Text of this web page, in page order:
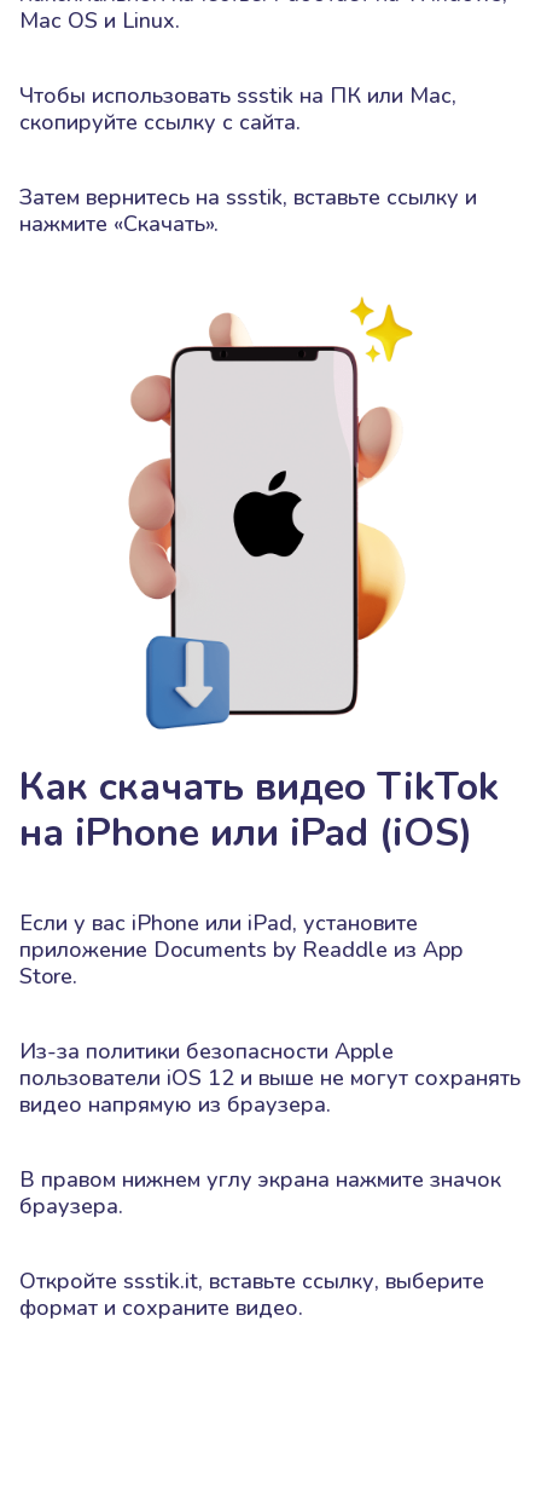
Mac OS и Linux.
Чтобы использовать ssstik на ПК или Mac,
скопируйте ссылку с сайта.
Затем вернитесь на ssstik, вставьте ссылку и
нажмите «Скачать».
Как скачать видео TikTok
на iPhone или iPad (iOS)
Если у вас iPhone или iPad, установите
приложение Documents by Readdle из App
Store.
Из-за политики безопасности Apple
пользователи iOS 12 и выше не могут сохранять
видео напрямую из браузера.
В правом нижнем углу экрана нажмите значок
браузера.
Откройте ssstik.it, вставьте ссылку, выберите
формат и сохраните видео.